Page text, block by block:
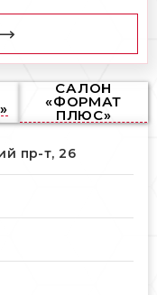
САЛОН
«ФОРМАТ
ПЛЮС»
пр-т, 26